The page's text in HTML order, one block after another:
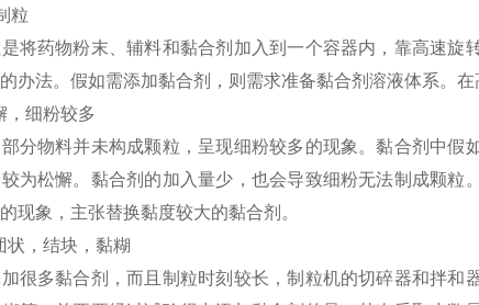
粒
将药物粉末、辅料和黏合剂加入到一个容器内，靠高速旋
办法。假如需添加黏合剂，则需求准备黏合剂溶液体系。
，细粉较多
分物料并未构成颗粒，呈现细粉较多的现象。黏合剂中假
为松懈。黏合剂的加入量少，也会导致细粉无法制成颗粒
现象，主张替换黏度较大的黏合剂。
状，结块，黏糊
很多黏合剂，而且制粒时刻较长，制粒机的切碎器和拌和